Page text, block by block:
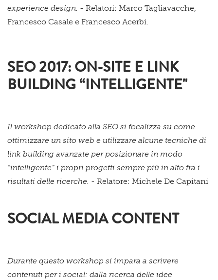
experience design. - Relatori: Marco Tagliavacche,
Francesco Casale e Francesco Acerbi.
SEO 2017: ON-SITE E LINK
BUILDING “INTELLIGENTE"
Il workshop dedicato alla SEO si focalizza su come
ottimizzare un sito web e utilizzare alcune tecniche di
link building avanzate per posizionare in modo
“intelligente” i propri progetti sempre più in alto fra i
risultati delle ricerche. - Relatore: Michele De Capitani
SOCIAL MEDIA CONTENT
Durante questo workshop si impara a scrivere
contenuti per i social: dalla ricerca delle idee